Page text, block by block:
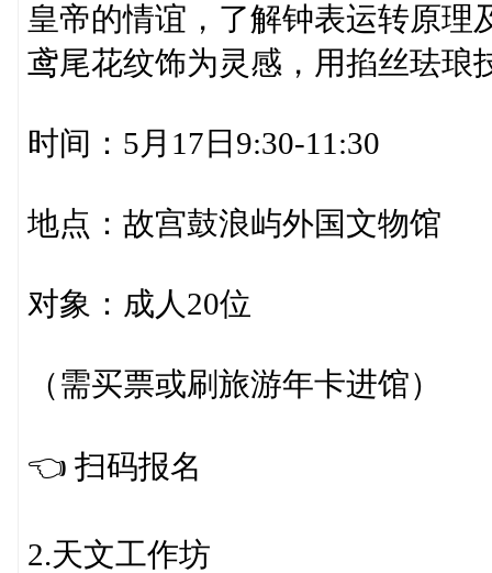
皇帝的情谊，了解钟表运转原理
鸢尾花纹饰为灵感，用掐丝珐琅
时间：5月17日9:30-11:30
地点：故宫鼓浪屿外国文物馆
对象：成人20位
（需买票或刷旅游年卡进馆）
👈️ 扫码报名
2.天文工作坊